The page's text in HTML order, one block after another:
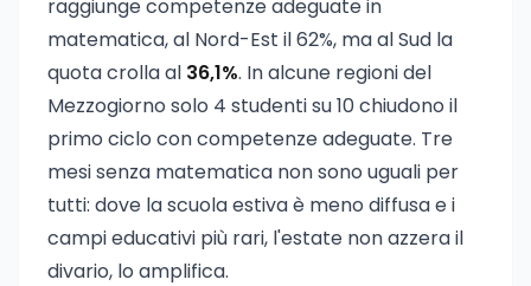
raggiunge competenze adeguate in
matematica, al Nord-Est il 62%, ma al Sud la
quota crolla al 36,1%. In alcune regioni del
Mezzogiorno solo 4 studenti su 10 chiudono il
primo ciclo con competenze adeguate. Tre
mesi senza matematica non sono uguali per
tutti: dove la scuola estiva è meno diffusa e i
campi educativi più rari, l'estate non azzera il
divario, lo amplifica.